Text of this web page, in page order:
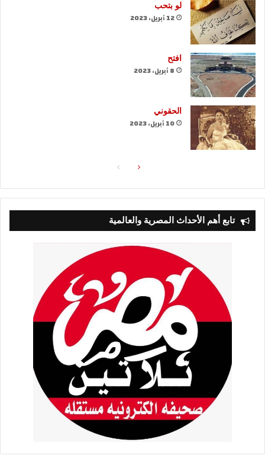
لو بتحب
12 أبريل، 2023
افتح
8 أبريل، 2023
الحقوني
10 أبريل، 2023
الصفحةالصفحة
تابع أهم الأحداث المصرية والعالمية